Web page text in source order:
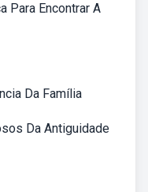
Para Encontrar A
Da Família
Da Antiguidade